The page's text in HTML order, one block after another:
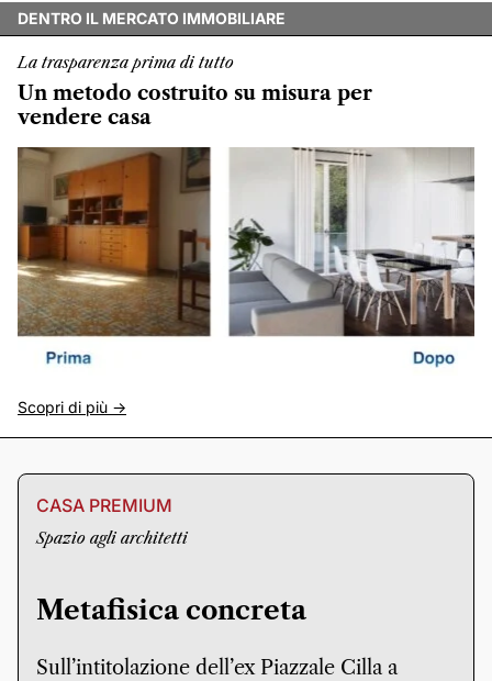
DENTRO IL MERCATO IMMOBILIARE
La trasparenza prima di tutto
Un metodo costruito su misura per
vendere casa
Scopri di più ->
CASA PREMIUM
Spazio agli architetti
Metafisica concreta
Sull’intitolazione dell’ex Piazzale Cilla a